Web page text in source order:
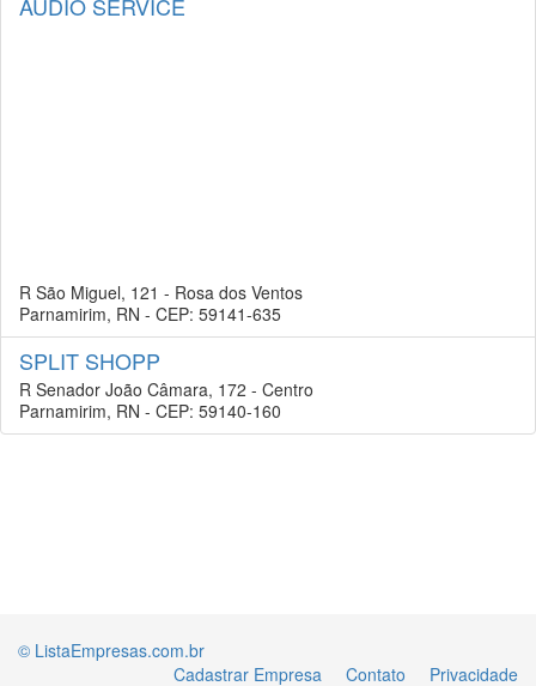
R São Miguel, 121 - Rosa dos Ventos
Parnamirim, RN - CEP: 59141-635
SPLIT SHOPP
R Senador João Câmara, 172 - Centro
Parnamirim, RN - CEP: 59140-160
© ListaEmpresas.com.br
Cadastrar Empresa
Contato Privacidade